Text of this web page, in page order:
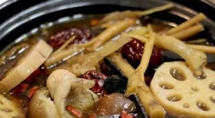
Nâng Cao
Loan
Hạn
Doanh
Mini Cake
Kinh Doanh Và Vận Hành Mô Hình Bánh
Bếp Bánh